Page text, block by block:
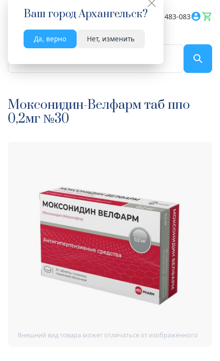
Ваш городАрхангельск?
Да, верно Нет, изменить
Весь сайт 8182 483-083
Моксонидин-Велфарм таб ппо
0,2мг №30